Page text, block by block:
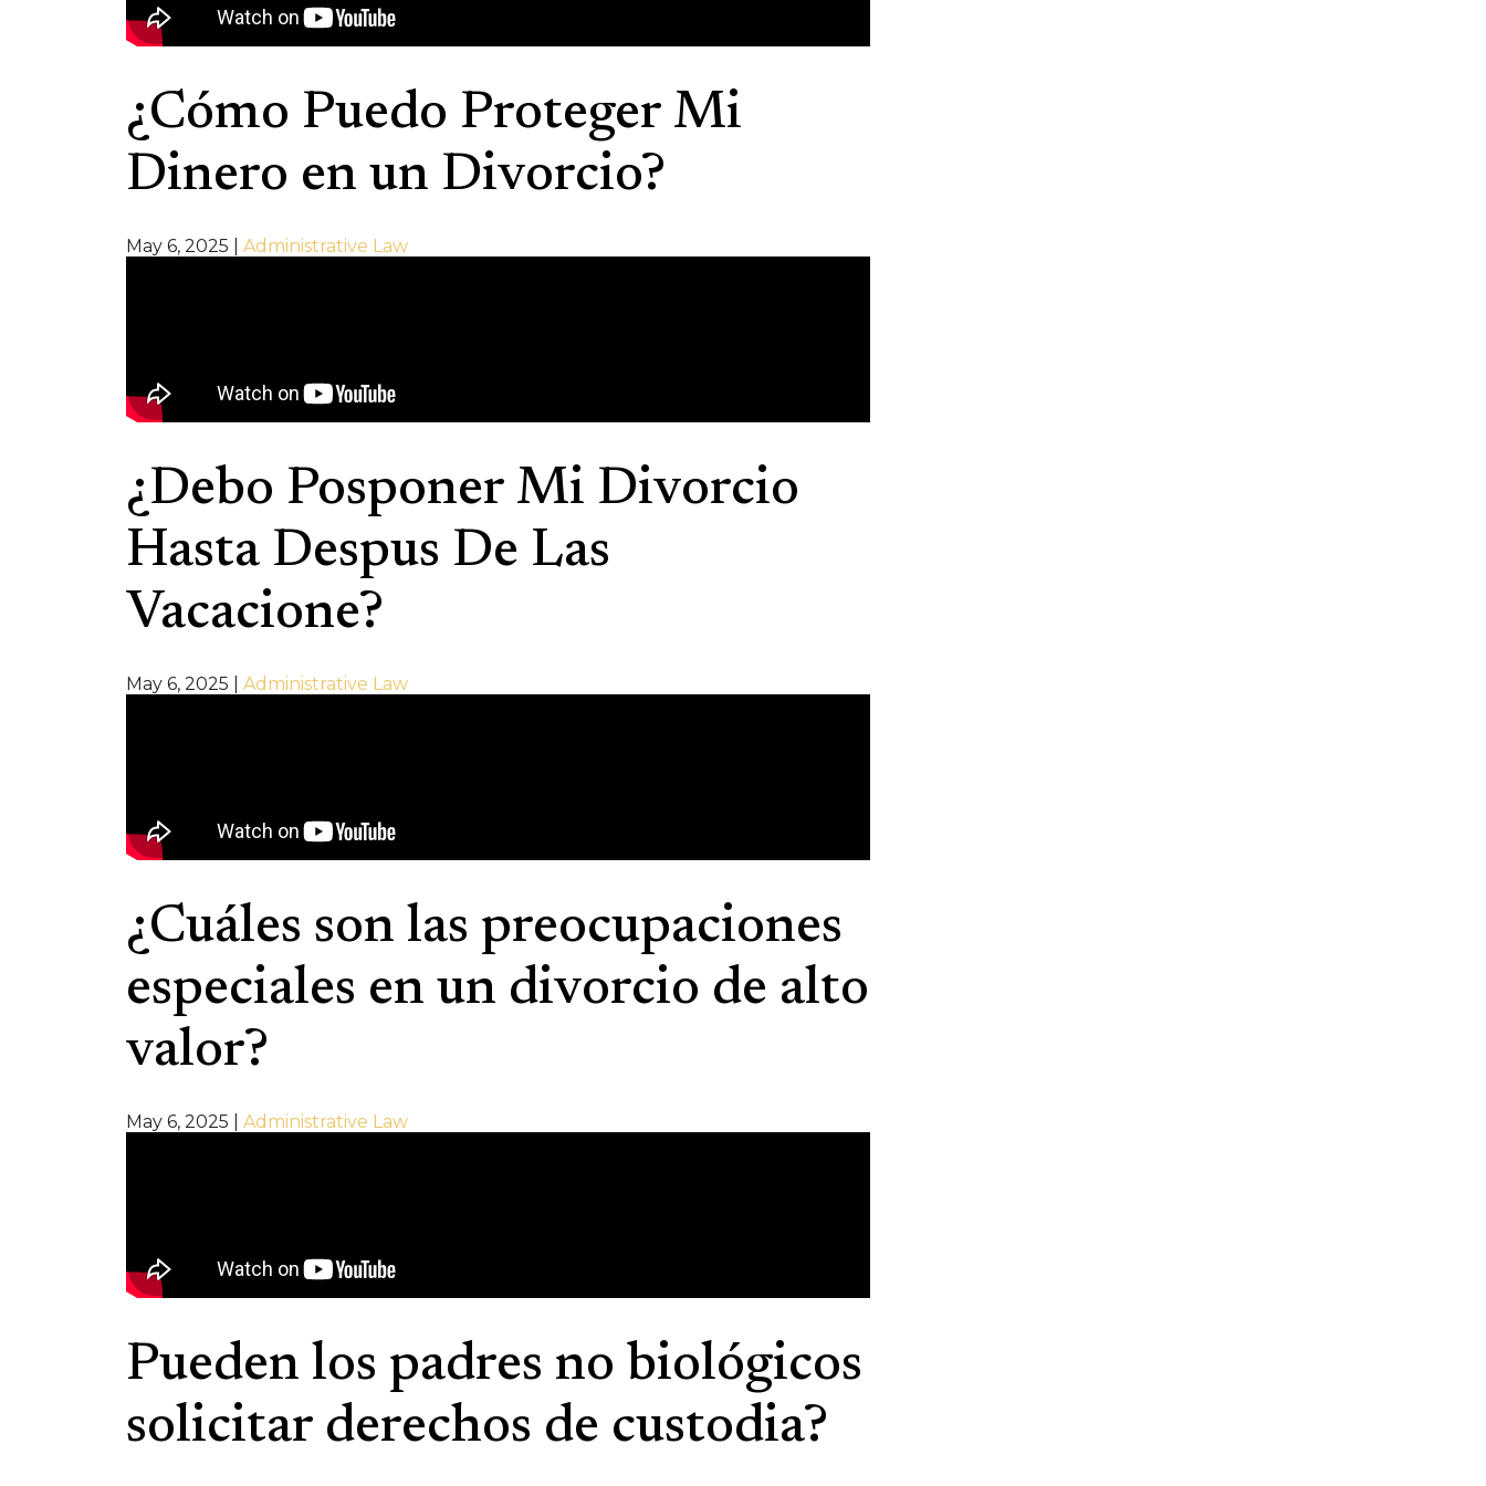
¿Cómo Puedo Proteger Mi
Dinero en un Divorcio?
May 6, 2025 Administrative Law
¿Debo Posponer Mi Divorcio
Hasta Despus De Las
Vacacione?
May 6, 2025 Administrative Law
¿Cuáles son las preocupaciones
especiales en un divorcio de alto
valor?
May 6, 2025 Administrative Law
Pueden los padres no biológicos
solicitar derechos de custodia?